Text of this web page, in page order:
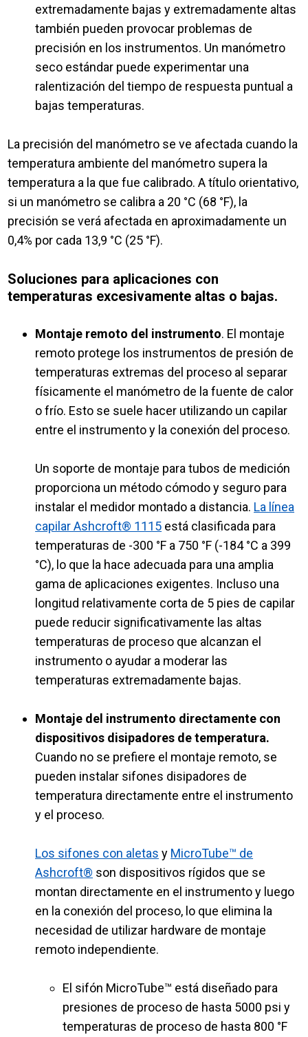
extremadamente bajas y extremadamente altas
también pueden provocar problemas de
precisión en los instrumentos. Un manómetro
seco estándar puede experimentar una
ralentización del tiempo de respuesta puntual a
bajas temperaturas.
La precisión del manómetro se ve afectada cuando la
temperatura ambiente del manómetro supera la
temperatura a la que fue calibrado. A título orientativo,
si un manómetro se calibra a 20 °C (68 °F), la
precisión se verá afectada en aproximadamente un
0,4% por cada 13,9 °C (25 °F).
Soluciones para aplicaciones con
temperaturas excesivamente altas o bajas.
Montaje remoto del instrumento. El montaje
remoto protege los instrumentos de presión de
temperaturas extremas del proceso al separar
físicamente el manómetro de la fuente de calor
o frío. Esto se suele hacer utilizando un capilar
entre el instrumento y la conexión del proceso.
Un soporte de montaje para tubos de medición
proporciona un método cómodo y seguro para
instalar el medidor montado a distancia. La línea
capilar Ashcroft® 1115 está clasificada para
temperaturas de -300 °F a 750 °F (-184 °C a 399
°C), lo que la hace adecuada para una amplia
gama de aplicaciones exigentes. Incluso una
longitud relativamente corta de 5 pies de capilar
puede reducir significativamente las altas
temperaturas de proceso que alcanzan el
instrumento o ayudar a moderar las
temperaturas extremadamente bajas.
Montaje del instrumento directamente con
dispositivos disipadores de temperatura.
Cuando no se prefiere el montaje remoto, se
pueden instalar sifones disipadores de
temperatura directamente entre el instrumento
y el proceso.
Los sifones con aletas y MicroTube™ de
Ashcroft® son dispositivos rígidos que se
montan directamente en el instrumento y luego
en la conexión del proceso, lo que elimina la
necesidad de utilizar hardware de montaje
remoto independiente.
El sifón MicroTube™ está diseñado para
presiones de proceso de hasta 5000 psi y
temperaturas de proceso de hasta 800 °F